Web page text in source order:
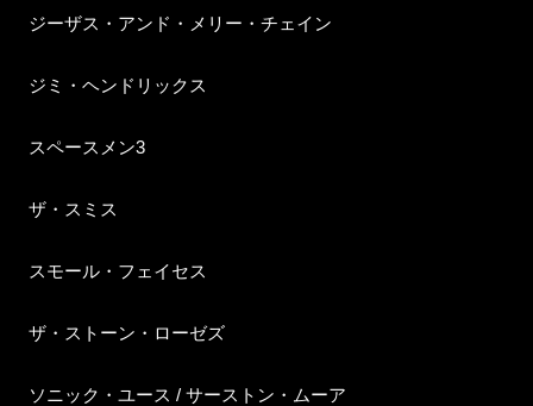
ジーザス・アンド・メリー・チェイン
ジミ・ヘンドリックス
スペースメン3
ザ・スミス
スモール・フェイセス
ザ・ストーン・ローゼズ
ソニック・ユース / サーストン・ムーア